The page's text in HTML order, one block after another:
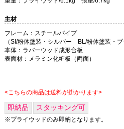
主材
フレーム：スチールパイプ
（SI/粉体塗装・シルバー BL/粉体塗装・ブ
本体：ラバーウッド成形合板
表面材：メラミン化粧板（両面）
<こちらの商品は送料が掛かります>
即納品 スタッキング可
※プライウッドのみ即納となります。